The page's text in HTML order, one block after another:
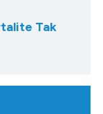
Tak